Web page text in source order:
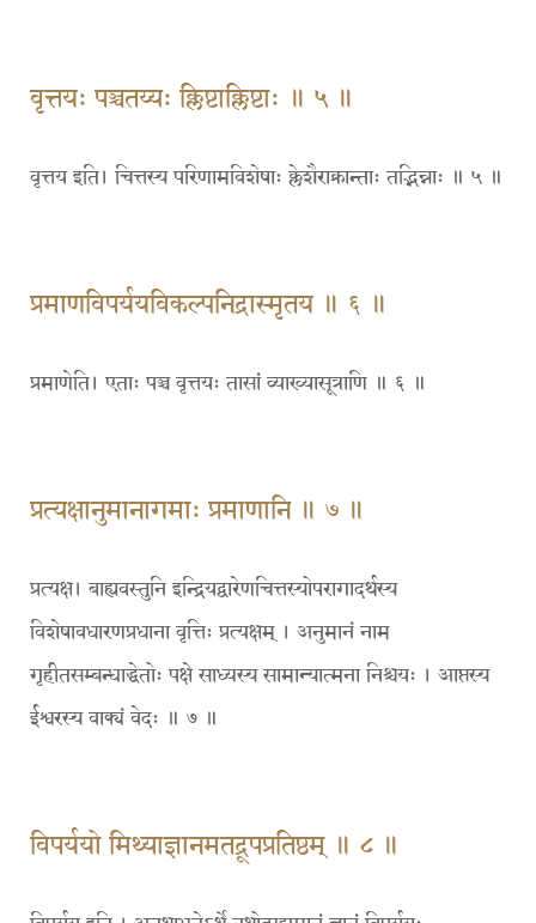
वृत्तयः पञ्चतय्यः क्लिष्टाक्लिष्टाः ॥ ५ ॥
वृत्तय इति। चित्तस्य परिणामविशेषाः क्लेशैराक्रान्ताः तद्भिन्नाः ॥ ५ ॥
प्रमाणविपर्ययविकल्पनिद्रास्मृतय ॥ ६ ॥
प्रमाणेति। एताः पञ्च वृत्तयः तासां व्याख्यासूत्राणि ॥ ६ ॥
प्रत्यक्षानुमानागमाः प्रमाणानि ॥ ७ ॥
प्रत्यक्ष। बाह्यवस्तुनि इन्द्रियद्वारेणचित्तस्योपरागादर्थस्य
विशेषावधारणप्रधाना वृत्तिः प्रत्यक्षम् । अनुमानं नाम
गृहीतसम्बन्धाद्धेतोः पक्षे साध्यस्य सामान्यात्मना निश्चयः । आप्तस्य
ईश्वरस्य वाक्यं वेदः ॥ ७ ॥
विपर्ययो मिथ्याज्ञानमतद्रूपप्रतिष्ठम् ॥ ८ ॥